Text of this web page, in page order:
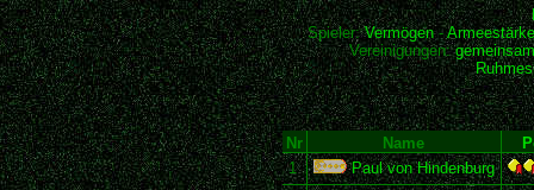
Spieler:Vermögen-Armeestärke
Vereinigungen:
Nr Name
1
Paul von Hindenburg